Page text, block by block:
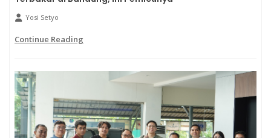
Yosi Setyo
Continue Reading